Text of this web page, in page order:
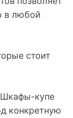
в любой
стоит
купе
конкретную